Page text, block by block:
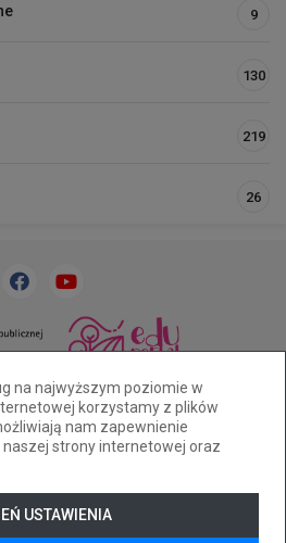
na najwyższym poziomie w
korzystamy z plików
nam zapewnienie
naszej strony internetowej oraz
USTAWIENIA
9
130
219
26
sp32@cuw.bielsko-biala.pl
ul. Cieszyńska 393
dostępności
kontrastu